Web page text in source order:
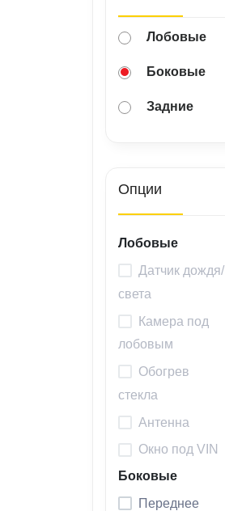
Лобовые
Боковые
Задние
Опции
Лобовые
Датчик дождя/
света
Камера под
лобовым
Обогрев
стекла
Антенна
Окно под VIN
Боковые
Переднее